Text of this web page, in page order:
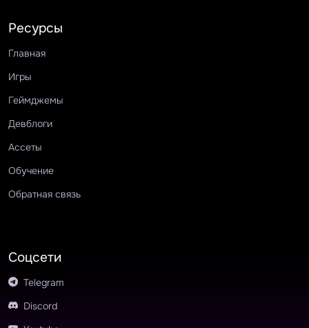
Ресурсы
Главная
Игры
Геймджемы
Девблоги
Ассеты
Обучение
Обратная связь
Соцсети
Telegram
Discord